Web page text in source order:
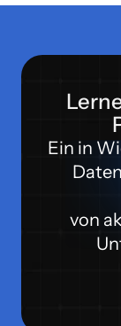
Ein in
von